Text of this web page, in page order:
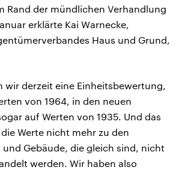
Rand der mündlichen Verhandlung
erklärte Kai Warnecke,
Haus und Grund,
wir derzeit eine Einheitsbewertung,
von 1964, in den neuen
auf Werten von 1935. Und das
Werte nicht mehr zu den
und Gebäude, die gleich sind, nicht
werden. Wir haben also